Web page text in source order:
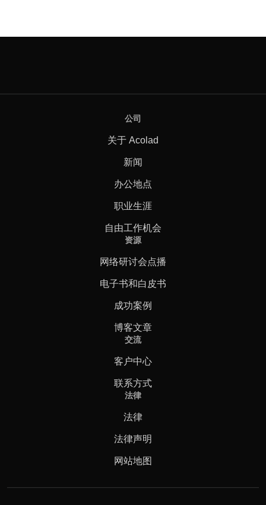
公司
关于 Acolad
新闻
办公地点
职业生涯
自由工作机会
资源
网络研讨会点播
电子书和白皮书
成功案例
博客文章
交流
客户中心
联系方式
法律
法律
法律声明
网站地图